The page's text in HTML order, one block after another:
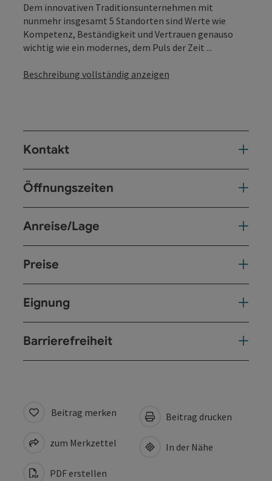
Dem innovativen Traditionsunternehmen mit
nunmehr insgesamt 5 Standorten sind Werte wie
Kompetenz, Beständigkeit und Vertrauen genauso
wichtig wie ein modernes, dem Puls der Zeit ...
Beschreibung vollständig anzeigen
Kontakt
Öffnungszeiten
Anreise/Lage
Preise
Eignung
Barrierefreiheit
Beitrag merken
zum Merkzettel
PDF erstellen
Beitrag drucken
In der Nähe